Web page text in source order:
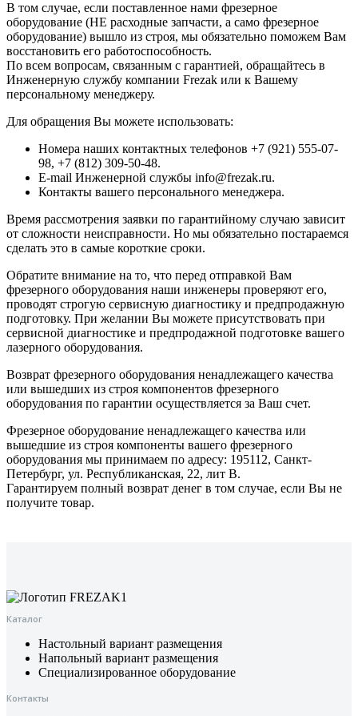
В том случае, если поставленное нами фрезерное
оборудование (НЕ расходные запчасти, а само фрезерное
оборудование) вышло из строя, мы обязательно поможем Вам
восстановить его работоспособность.
По всем вопросам, связанным с гарантией, обращайтесь в
Инженерную службу компании Frezak или к Вашему
персональному менеджеру.
Для обращения Вы можете использовать:
Номера наших контактных телефонов +7 (921) 555-07-
98, +7 (812) 309-50-48.
E-mail Инженерной службы info@frezak.ru.
Контакты вашего персонального менеджера.
Время рассмотрения заявки по гарантийному случаю зависит
от сложности неисправности. Но мы обязательно постараемся
сделать это в самые короткие сроки.
Обратите внимание на то, что перед отправкой Вам
фрезерного оборудования наши инженеры проверяют его,
проводят строгую сервисную диагностику и предпродажную
подготовку. При желании Вы можете присутствовать при
сервисной диагностике и предпродажной подготовке вашего
лазерного оборудования.
Возврат фрезерного оборудования ненадлежащего качества
или вышедших из строя компонентов фрезерного
оборудования по гарантии осуществляется за Ваш счет.
Фрезерное оборудование ненадлежащего качества или
вышедшие из строя компоненты вашего фрезерного
оборудования мы принимаем по адресу: 195112, Санкт-
Петербург, ул. Республиканская, 22, лит В.
Гарантируем полный возврат денег в том случае, если Вы не
получите товар.
Каталог
Настольный вариант размещения
Напольный вариант размещения
Специализированное оборудование
Контакты